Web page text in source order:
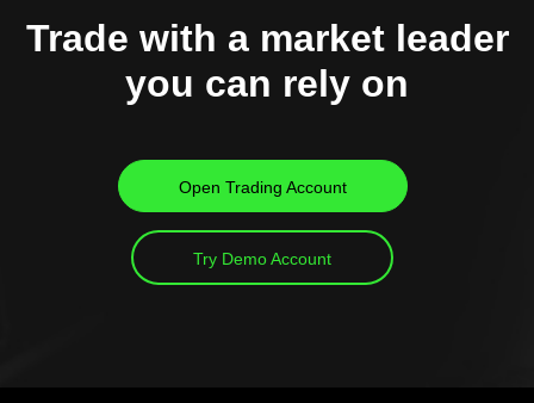
Trade with a market leader
you can rely on
Open Trading Account
Try Demo Account